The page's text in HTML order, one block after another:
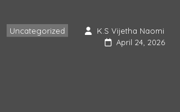
Uncategorized K.S Vijetha Naomi
April 24, 2026